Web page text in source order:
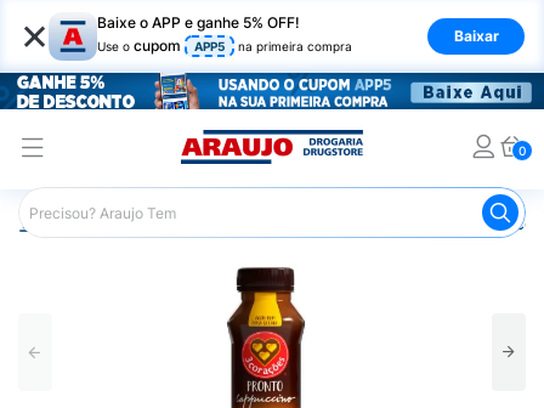
× Baixe o APP e ganhe 5% OFF!
Use o cupom APP5 na primeira compra
Baixar
0
Araujo Mercado